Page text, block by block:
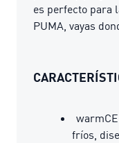
es perfecto para
PUMA, vayas
fríos,